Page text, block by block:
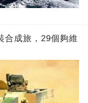
合成旅，29個夠維